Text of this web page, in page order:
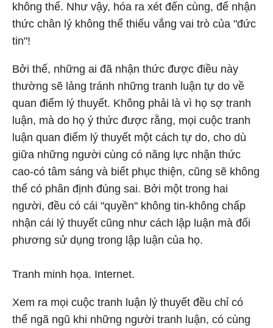
không thể. Như vậy, hóa ra xét đến cùng, để nhận
thức chân lý không thể thiếu vắng vai trò của "đức
tin"!
Bởi thế, những ai đã nhận thức được điều này
thường sẽ lảng tránh những tranh luận tự do về
quan điểm lý thuyết. Không phải là vì họ sợ tranh
luận, mà do họ ý thức được rằng, mọi cuộc tranh
luận quan điểm lý thuyết một cách tự do, cho dù
giữa những người cùng có năng lực nhận thức
cao-có tâm sáng và biết phục thiện, cũng sẽ không
thể có phân định đúng sai. Bởi một trong hai
người, đều có cái "quyền" không tin-không chấp
nhận cái lý thuyết cũng như cách lập luận mà đối
phương sử dụng trong lập luận của họ.
Tranh minh họa. Internet.
Xem ra mọi cuộc tranh luận lý thuyết đều chỉ có
thể ngã ngũ khi những người tranh luận, có cùng